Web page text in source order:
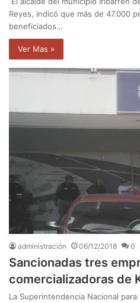
Reyes, indicó que más de 47.000
beneficiados…
Ver Mas »
administración 06/12/2018 0
Sancionadas tres
comercializadoras de
La Superintendencia Nacional